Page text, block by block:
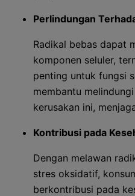
Perlindungan
Radikal bebas dapat
komponen seluler,
penting untuk fungsi
membantu
kerusakan ini,
Kontribusi pada
Dengan melawan
stres oksidatif,
berkontribusi pada